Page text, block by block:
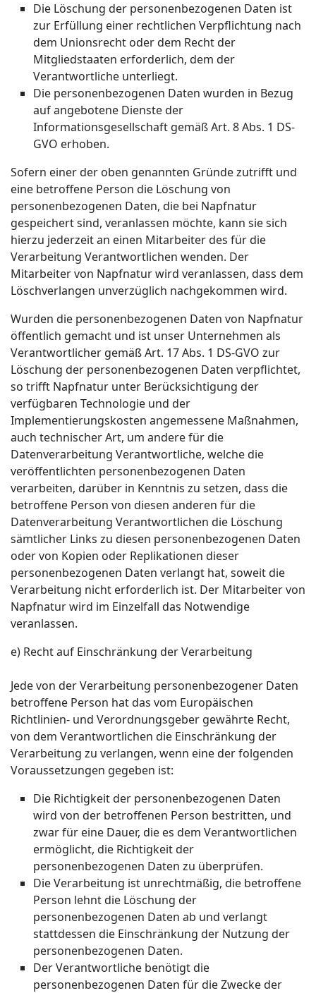
Die Löschung der personenbezogenen Daten ist
zur Erfüllung einer rechtlichen Verpflichtung nach
dem Unionsrecht oder dem Recht der
Mitgliedstaaten erforderlich, dem der
Verantwortliche unterliegt.
Die personenbezogenen Daten wurden in Bezug
auf angebotene Dienste der
Informationsgesellschaft gemäß Art. 8 Abs. 1 DS-
GVO erhoben.
Sofern einer der oben genannten Gründe zutrifft und
eine betroffene Person die Löschung von
personenbezogenen Daten, die bei Napfnatur
gespeichert sind, veranlassen möchte, kann sie sich
hierzu jederzeit an einen Mitarbeiter des für die
Verarbeitung Verantwortlichen wenden. Der
Mitarbeiter von Napfnatur wird veranlassen, dass dem
Löschverlangen unverzüglich nachgekommen wird.
Wurden die personenbezogenen Daten von Napfnatur
öffentlich gemacht und ist unser Unternehmen als
Verantwortlicher gemäß Art. 17 Abs. 1 DS-GVO zur
Löschung der personenbezogenen Daten verpflichtet,
so trifft Napfnatur unter Berücksichtigung der
verfügbaren Technologie und der
Implementierungskosten angemessene Maßnahmen,
auch technischer Art, um andere für die
Datenverarbeitung Verantwortliche, welche die
veröffentlichten personenbezogenen Daten
verarbeiten, darüber in Kenntnis zu setzen, dass die
betroffene Person von diesen anderen für die
Datenverarbeitung Verantwortlichen die Löschung
sämtlicher Links zu diesen personenbezogenen Daten
oder von Kopien oder Replikationen dieser
personenbezogenen Daten verlangt hat, soweit die
Verarbeitung nicht erforderlich ist. Der Mitarbeiter von
Napfnatur wird im Einzelfall das Notwendige
veranlassen.
e) Recht auf Einschränkung der Verarbeitung
Jede von der Verarbeitung personenbezogener Daten
betroffene Person hat das vom Europäischen
Richtlinien- und Verordnungsgeber gewährte Recht,
von dem Verantwortlichen die Einschränkung der
Verarbeitung zu verlangen, wenn eine der folgenden
Voraussetzungen gegeben ist:
Die Richtigkeit der personenbezogenen Daten
wird von der betroffenen Person bestritten, und
zwar für eine Dauer, die es dem Verantwortlichen
ermöglicht, die Richtigkeit der
personenbezogenen Daten zu überprüfen.
Die Verarbeitung ist unrechtmäßig, die betroffene
Person lehnt die Löschung der
personenbezogenen Daten ab und verlangt
stattdessen die Einschränkung der Nutzung der
personenbezogenen Daten.
Der Verantwortliche benötigt die
personenbezogenen Daten für die Zwecke der